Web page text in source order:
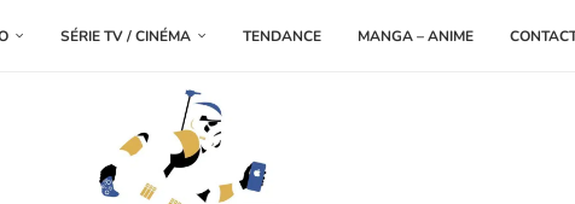
SÉRIE TV / CINÉMA TENDANCE MANGA – ANIME